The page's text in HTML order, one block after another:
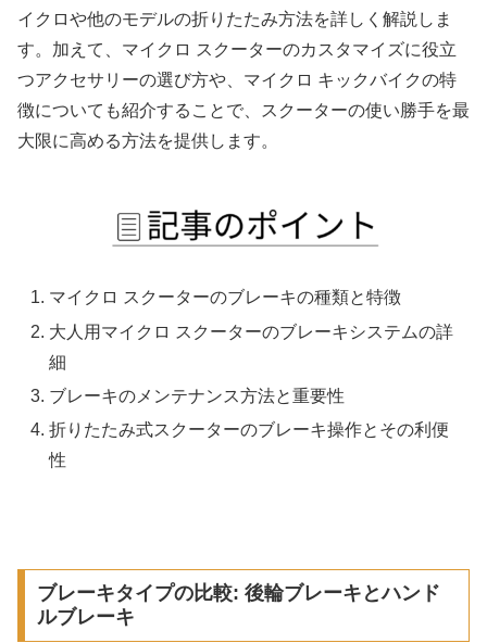
イクロや他のモデルの折りたたみ方法を詳しく解説しま
す。加えて、マイクロ スクーターのカスタマイズに役立
つアクセサリーの選び方や、マイクロ キックバイクの特
徴についても紹介することで、スクーターの使い勝手を最
大限に高める方法を提供します。
マイクロ スクーターのブレーキの種類と特徴
大人用マイクロ スクーターのブレーキシステムの詳
細
ブレーキのメンテナンス方法と重要性
折りたたみ式スクーターのブレーキ操作とその利便
性
ブレーキタイプの比較: 後輪ブレーキとハンド
ルブレーキ